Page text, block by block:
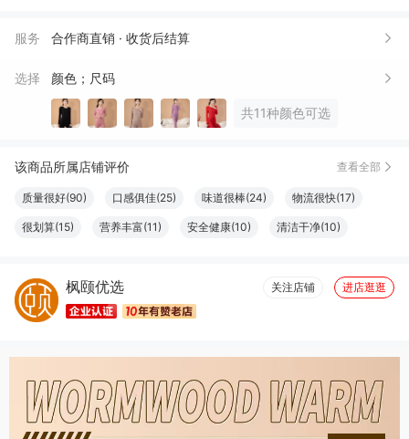
服务 合作商直销 · 收货后结算
选择 颜色；尺码
共11种颜色可选
该商品所属店铺评价 查看全部
质量很好(90) 口感俱佳(25) 味道很棒(24) 物流很快(17)
很划算(15) 营养丰富(11) 安全健康(10) 清洁干净(10)
很舒服(6) 包装很好(6)
枫颐优选 关注店铺 进店逛逛